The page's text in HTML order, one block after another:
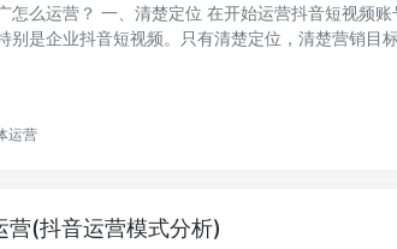
怎么运营？ 一、清楚定位 在开始运营抖音短视频
别是企业抖音短视频。只有清楚定位，清楚营销目
运营
营(抖音运营模式分析)